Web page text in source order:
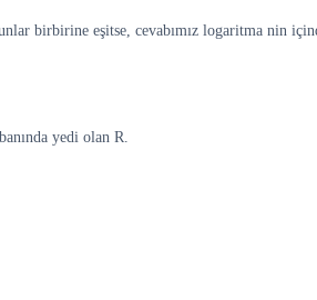
birbirine eşitse, cevabımız logaritma nin
yedi olan R.